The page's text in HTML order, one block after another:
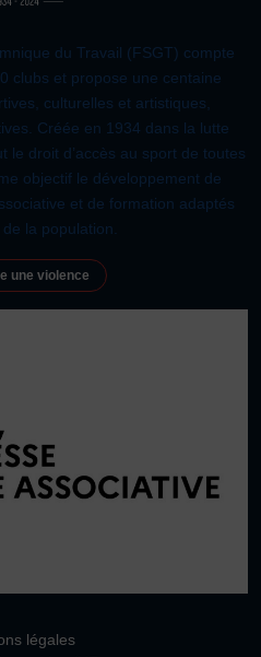
Ball-trap Basketball
Echecs Football
Judo
Montagne-Escalade
Sport Équestre
neige et de patinage
du Travail (FSGT) compte
clubs et propose une centaine
culturelles et artistiques,
Créée en 1934 dans la lutte
le droit d’accès au sport de toutes
objectif le développement de
et de formation adaptés
la population.
une violence
légales